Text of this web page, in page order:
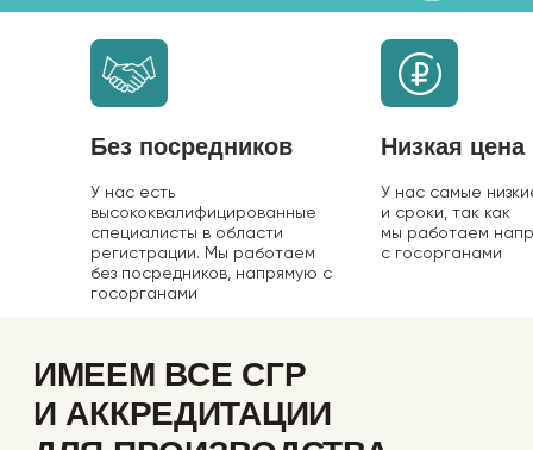
Без посредников
У нас есть
высококвалифицированные
специалисты в области
регистрации. Мы работаем
без посредников, напрямую с
госорганами
Низкая цена
У нас самые
и сроки, так как
мы работаем
с госорганами